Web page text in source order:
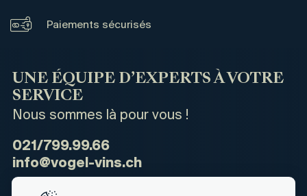
Paiements sécurisés
UNE ÉQUIPE D’EXPERTS À VOTRE
SERVICE
Nous sommes là pour vous !
021/799.99.66
info@vogel-vins.ch